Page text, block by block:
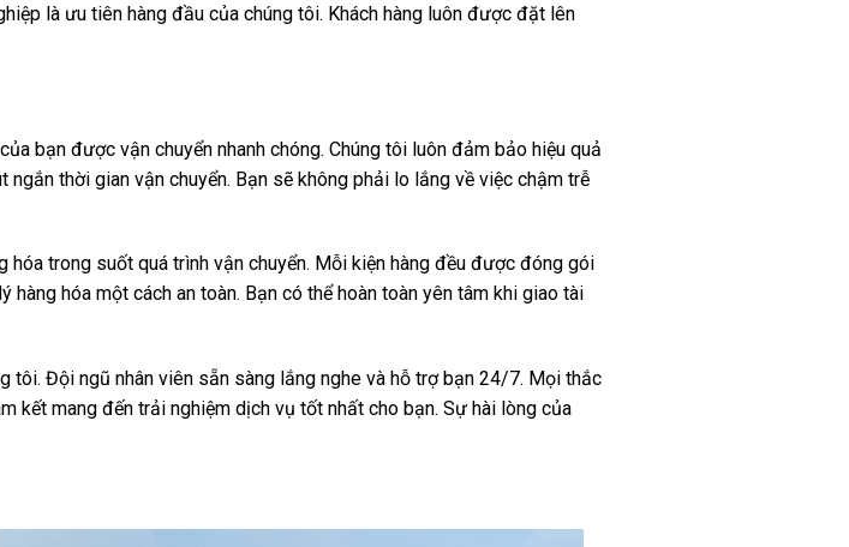
là ưu tiên hàng đầu của chúng tôi. Khách hàng luôn được đặt lên
bạn được vận chuyển nhanh chóng. Chúng tôi luôn đảm bảo hiệu quả
thời gian vận chuyển. Bạn sẽ không phải lo lắng về việc chậm trễ
hóa trong suốt quá trình vận chuyển. Mỗi kiện hàng đều được đóng gói
hóa một cách an toàn. Bạn có thể hoàn toàn yên tâm khi giao tài
tôi. Đội ngũ nhân viên sẵn sàng lắng nghe và hỗ trợ bạn 24/7. Mọi thắc
kết mang đến trải nghiệm dịch vụ tốt nhất cho bạn. Sự hài lòng của